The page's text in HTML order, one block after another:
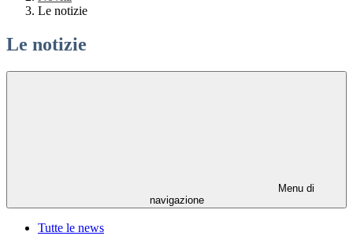
Le notizie
Le notizie
Menu di
navigazione
Tutte le news